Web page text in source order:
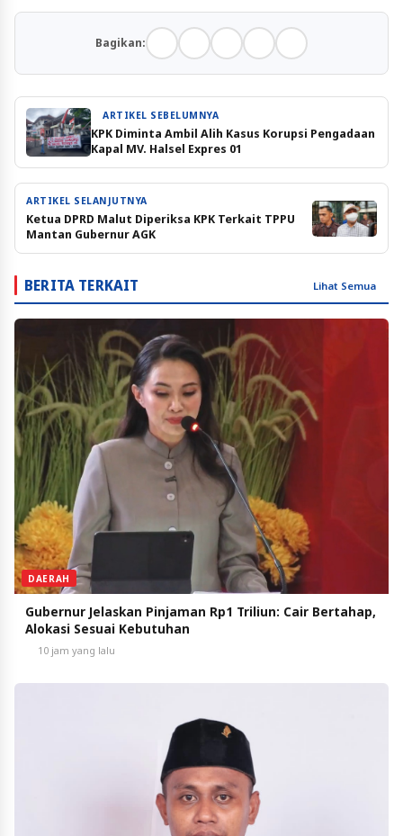
Bagikan:
ARTIKEL SEBELUMNYA
KPK Diminta Ambil Alih Kasus Korupsi Pengadaan
Kapal MV. Halsel Expres 01
ARTIKEL SELANJUTNYA
Ketua DPRD Malut Diperiksa KPK Terkait TPPU
Mantan Gubernur AGK
BERITA TERKAIT Lihat Semua
DAERAH
Gubernur Jelaskan Pinjaman Rp1 Triliun: Cair Bertahap,
Alokasi Sesuai Kebutuhan
10 jam yang lalu